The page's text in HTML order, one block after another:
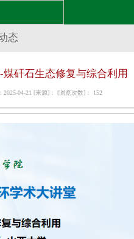
态
矸石生态修复与综合利用
04-21 [来源]： [浏览次数]： 152